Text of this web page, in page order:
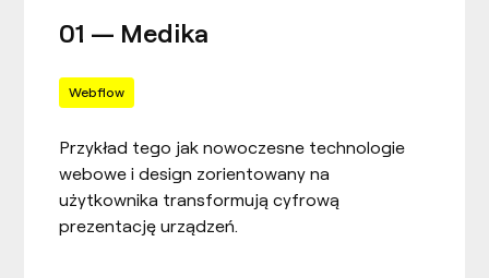
01 — Medika
Webflow
Przykład tego jak nowoczesne technologie
webowe i design zorientowany na
użytkownika transformują cyfrową
prezentację urządzeń.